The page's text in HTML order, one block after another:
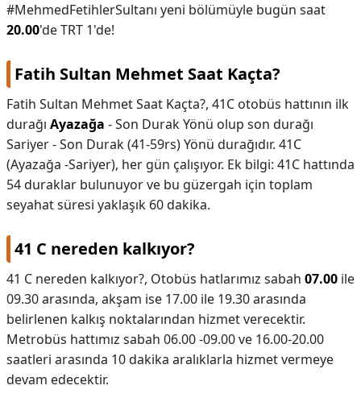
#MehmedFetihlerSultanı yeni bölümüyle bugün saat
20.00'de TRT 1'de!
Fatih Sultan Mehmet Saat Kaçta?
Fatih Sultan Mehmet Saat Kaçta?, 41C otobüs hattının ilk
durağı Ayazağa - Son Durak Yönü olup son durağı
Sariyer - Son Durak (41-59rs) Yönü durağıdır. 41C
(Ayazağa -Sariyer), her gün çalışıyor. Ek bilgi: 41C hattında
54 duraklar bulunuyor ve bu güzergah için toplam
seyahat süresi yaklaşık 60 dakika.
41 C nereden kalkıyor?
41 C nereden kalkıyor?, Otobüs hatlarımız sabah 07.00 ile
09.30 arasında, akşam ise 17.00 ile 19.30 arasında
belirlenen kalkış noktalarından hizmet verecektir.
Metrobüs hattımız sabah 06.00 -09.00 ve 16.00-20.00
saatleri arasında 10 dakika aralıklarla hizmet vermeye
devam edecektir.